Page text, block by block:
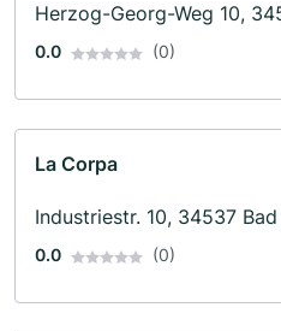
Herzog-Georg-Weg 10,
0.0 (0)
La Corpa
Industriestr. 10, 34537
0.0 (0)